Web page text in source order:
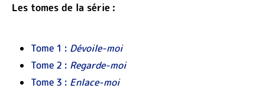
Les tomes de la série :
Tome 1 : Dévoile-moi
Tome 2 : Regarde-moi
Tome 3 : Enlace-moi